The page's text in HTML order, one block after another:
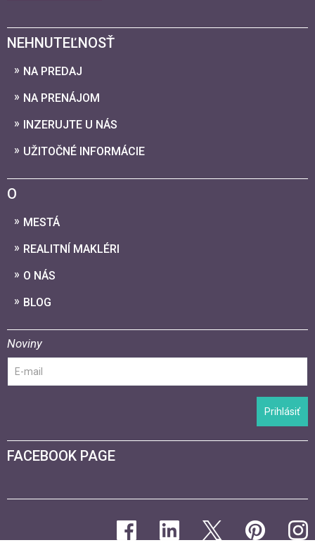
NEHNUTEĽNOSŤ
NA PREDAJ
NA PRENÁJOM
INZERUJTE U NÁS
UŽITOČNÉ INFORMÁCIE
O
MESTÁ
REALITNÍ MAKLÉRI
O NÁS
BLOG
Noviny
Prihlásiť
FACEBOOK PAGE